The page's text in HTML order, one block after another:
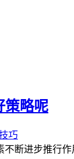
策略呢
巧
不断进步推